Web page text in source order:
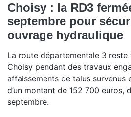
Choisy : la RD3
septembre pour
ouvrage hydraulique
La route départementale 3
Choisy pendant des travaux
affaissements de talus survenus
d’un montant de 152 700 euros,
septembre.